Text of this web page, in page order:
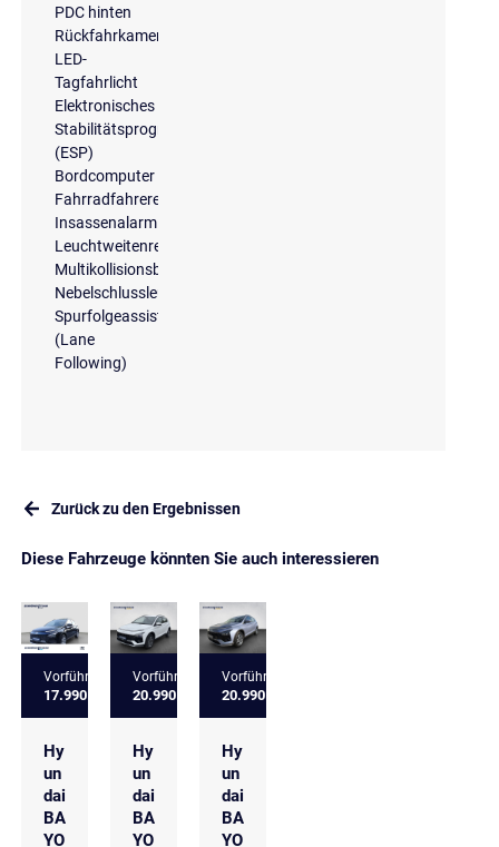
PDC hinten
Rückfahrkamera
LED-
Tagfahrlicht
Elektronisches
Stabilitätsprogramm
(ESP)
Bordcomputer
Fahrradfahrererkennung
Insassenalarm
Leuchtweitenregelung
Multikollisionsbremse
Nebelschlussleuchte
Spurfolgeassistent
(Lane
Following)
Zurück zu den Ergebnissen
Diese Fahrzeuge könnten Sie auch interessieren
Vorführfahrzeug
17.990 €
Hy
un
dai
BA
YO
Vorführfahrzeug
20.990 €
Hy
un
dai
BA
YO
Vorführfahrzeug
20.990 €
Hy
un
dai
BA
YO